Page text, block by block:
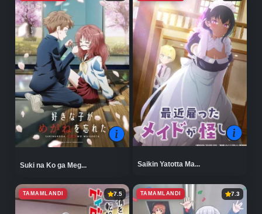
Suki na Ko ga Meg... Saikin Yatotta Ma...
TAMAMLANDI 7.5 TAMAMLANDI 7.3